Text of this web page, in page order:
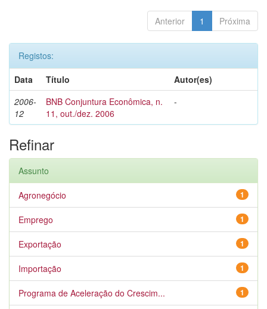
Anterior 1 Próxima
Registos:
Data
Título
Autor(es)
2006-
12
BNB Conjuntura Econômica, n.
11, out./dez. 2006
-
Refinar
Assunto
1
Agronegócio
1
Emprego
1
Exportação
1
Importação
1
Programa de Aceleração do Crescim...